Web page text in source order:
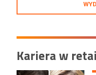
Kariera w